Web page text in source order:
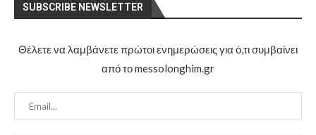
SUBSCRIBE NEWSLETTER
Θέλετε να λαμβάνετε πρώτοι ενημερώσεις για ό,τι συμβαίνει
από το messolonghim.gr